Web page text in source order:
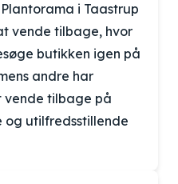
i Taastrup
vende tilbage, hvor
butikken igen på
andre har
vende tilbage på
utilfredsstillende